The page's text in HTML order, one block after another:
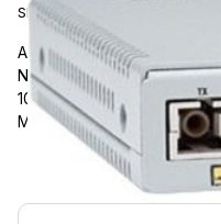
SKU:
Allied Telesis MMC2000/
Network (RJ-45), 1 x SC
10/100/1000Base-T,
Mountable, Rack-